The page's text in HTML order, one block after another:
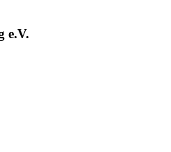
e.V.